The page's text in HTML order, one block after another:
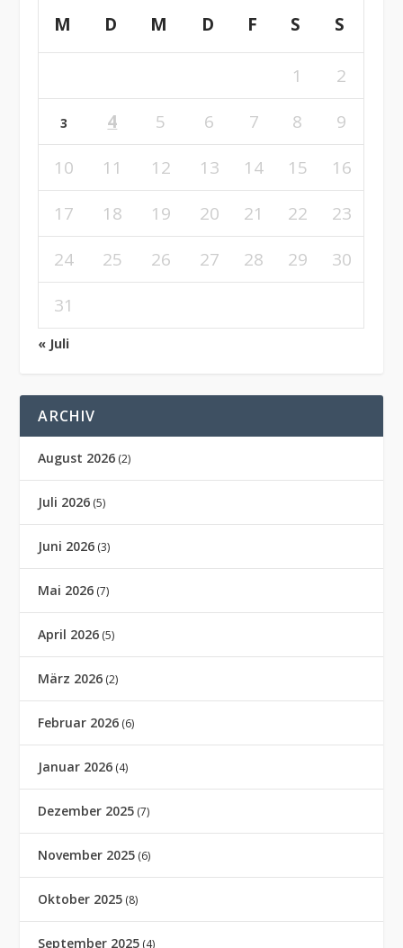
M D M D F S S
1 2
3 4 5 6 7 8
9
10
11 12 13 14 15
16
17
18 19 20 21 22
23
24
25 26 27 28 29
30
31
« Juli
ARCHIV
August 2026 (2)
Juli 2026 (5)
Juni 2026 (3)
Mai 2026 (7)
April 2026 (5)
März 2026 (2)
Februar 2026 (6)
Januar 2026 (4)
Dezember 2025 (7)
November 2025 (6)
Oktober 2025 (8)
September 2025 (4)